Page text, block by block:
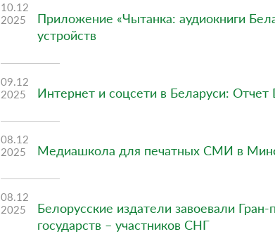
10.12
2025
Приложение «Чытанка: аудиокниги
устройств
09.12
2025
Интернет и соцсети в Беларуси: Отчет
08.12
2025
Медиашкола для печатных СМИ в
08.12
2025
Белорусские издатели завоевали
государств – участников СНГ